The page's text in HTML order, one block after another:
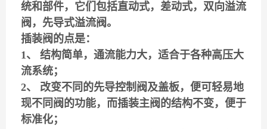
统和部件，它们包括直动式，差动式，双向溢流
阀，先导式溢流阀。
插装阀的点是：
1、 结构简单，通流能力大，适合于各种高压大
流系统；
2、 改变不同的先导控制阀及盖板，便可轻易地
现不同阀的功能，而插装主阀的结构不变，便于
标准化；